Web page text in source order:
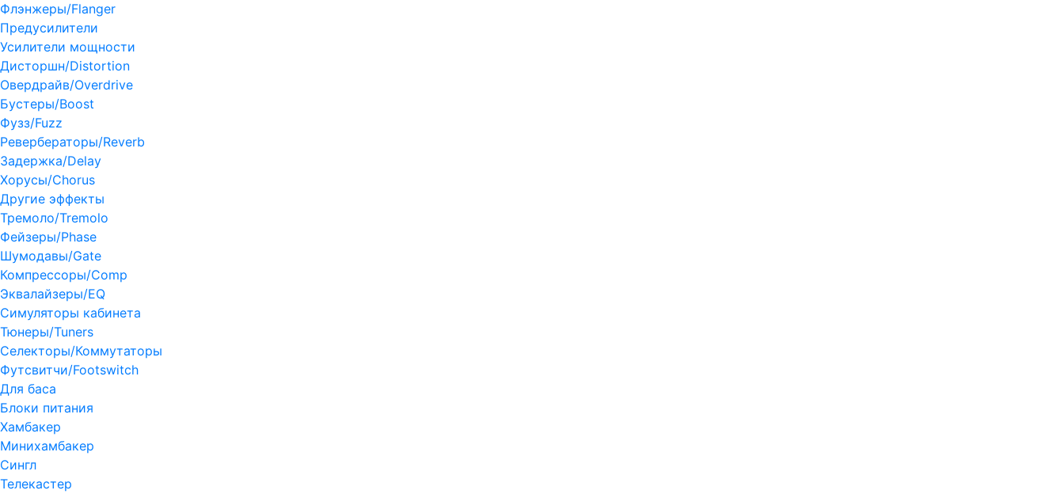
Флэнжеры/Flanger
Предусилители
Усилители мощности
Дисторшн/Distortion
Овердрайв/Overdrive
Бустеры/Boost
Фузз/Fuzz
Ревербераторы/Reverb
Задержка/Delay
Хорусы/Chorus
Другие эффекты
Тремоло/Tremolo
Фейзеры/Phase
Шумодавы/Gate
Компрессоры/Comp
Эквалайзеры/EQ
Симуляторы кабинета
Тюнеры/Tuners
Селекторы/Коммутаторы
Футсвитчи/Footswitch
Для баса
Блоки питания
Хамбакер
Минихамбакер
Сингл
Телекастер